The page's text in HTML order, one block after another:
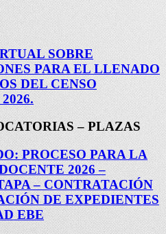
SOBRE
PARA EL LLENADO
DEL CENSO
– PLAZAS
PROCESO PARA LA
2026 –
– CONTRATACIÓN
DE EXPEDIENTES
EBE